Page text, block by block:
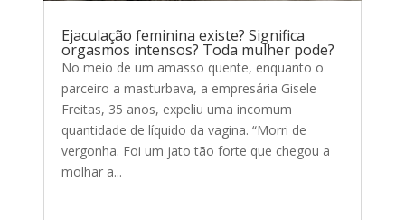
Ejaculação feminina existe? Significa
orgasmos intensos? Toda mulher pode?
No meio de um amasso quente, enquanto o
parceiro a masturbava, a empresária Gisele
Freitas, 35 anos, expeliu uma incomum
quantidade de líquido da vagina. “Morri de
vergonha. Foi um jato tão forte que chegou a
molhar a...